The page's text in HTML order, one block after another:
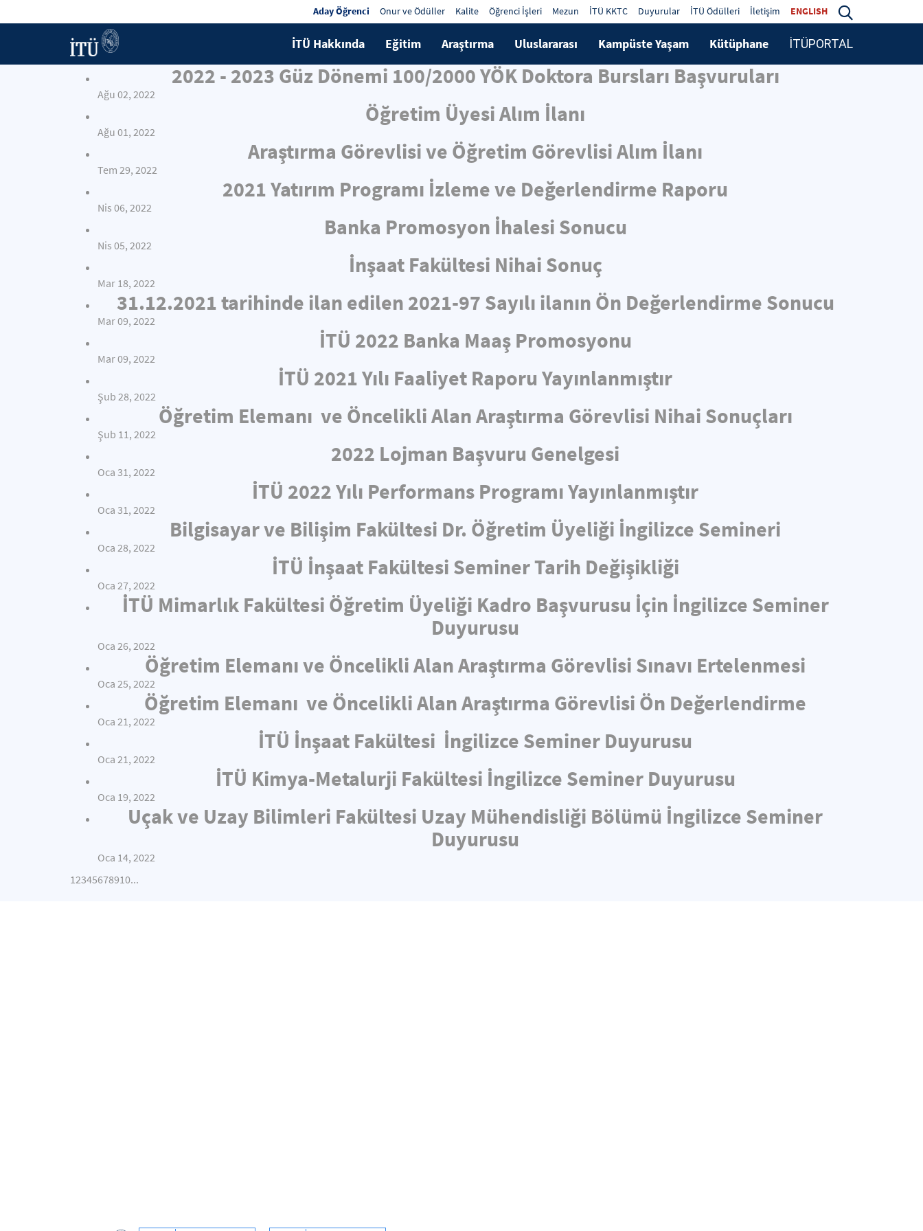
Aday Öğrenci Onur ve Ödüller Kalite Öğrenci İşleri Mezun İTÜ KKTC Duyurular İTÜ Ödülleri İletişim ENGLISH
İTÜ Hakkında Eğitim Araştırma Uluslararası Kampüste Yaşam Kütüphane İTÜPORTAL
2022 - 2023 Güz Dönemi 100/2000 YÖK Doktora Bursları Başvuruları
Ağu 02, 2022
Öğretim Üyesi Alım İlanı
Ağu 01, 2022
Araştırma Görevlisi ve Öğretim Görevlisi Alım İlanı
Tem 29, 2022
2021 Yatırım Programı İzleme ve Değerlendirme Raporu
Nis 06, 2022
Banka Promosyon İhalesi Sonucu
Nis 05, 2022
İnşaat Fakültesi Nihai Sonuç
Mar 18, 2022
31.12.2021 tarihinde ilan edilen 2021-97 Sayılı ilanın Ön Değerlendirme Sonucu
Mar 09, 2022
İTÜ 2022 Banka Maaş Promosyonu
Mar 09, 2022
İTÜ 2021 Yılı Faaliyet Raporu Yayınlanmıştır
Şub 28, 2022
Öğretim Elemanı ve Öncelikli Alan Araştırma Görevlisi Nihai Sonuçları
Şub 11, 2022
2022 Lojman Başvuru Genelgesi
Oca 31, 2022
İTÜ 2022 Yılı Performans Programı Yayınlanmıştır
Oca 31, 2022
Bilgisayar ve Bilişim Fakültesi Dr. Öğretim Üyeliği İngilizce Semineri
Oca 28, 2022
İTÜ İnşaat Fakültesi Seminer Tarih Değişikliği
Oca 27, 2022
İTÜ Mimarlık Fakültesi Öğretim Üyeliği Kadro Başvurusu İçin İngilizce Seminer
Duyurusu
Oca 26, 2022
Öğretim Elemanı ve Öncelikli Alan Araştırma Görevlisi Sınavı Ertelenmesi
Oca 25, 2022
Öğretim Elemanı ve Öncelikli Alan Araştırma Görevlisi Ön Değerlendirme
Oca 21, 2022
İTÜ İnşaat Fakültesi İngilizce Seminer Duyurusu
Oca 21, 2022
İTÜ Kimya-Metalurji Fakültesi İngilizce Seminer Duyurusu
Oca 19, 2022
Uçak ve Uzay Bilimleri Fakültesi Uzay Mühendisliği Bölümü İngilizce Seminer
Duyurusu
Oca 14, 2022
12345678910...